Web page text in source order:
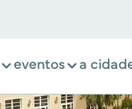
eventos a